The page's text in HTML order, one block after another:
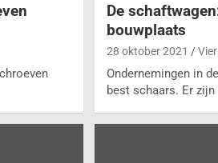
De
bouwplaats
28 oktober 2021
Ondernemingen in
best schaars. Er